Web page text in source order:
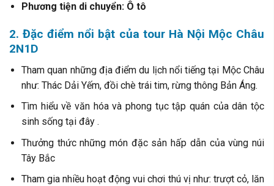
Phương tiện di chuyển: Ô tô
2. Đặc điểm nổi bật của tour Hà Nội Mộc Châu
2N1D
Tham quan những địa điểm du lịch nổi tiếng tại Mộc Châu
như: Thác Dải Yếm, đồi chè trái tim, rừng thông Bản Áng.
Tìm hiểu về văn hóa và phong tục tập quán của dân tộc
sinh sống tại đây .
Thưởng thức những món đặc sản hấp dẫn của vùng núi
Tây Bắc
Tham gia nhiều hoạt động vui chơi thú vị như: trượt cỏ, lăn